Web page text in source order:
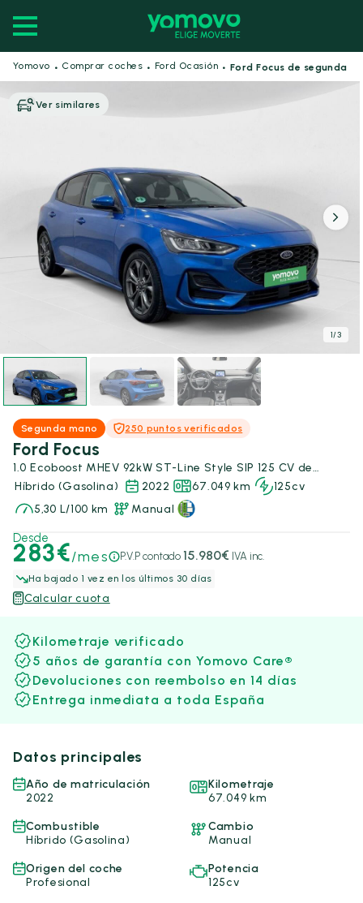
Yomovo · Comprar coches · Ford Ocasión · Ford Focus de segunda
Ver similares
1/3
Segunda mano 250 puntos verificados
Ford Focus
1.0 Ecoboost MHEV 92kW ST-Line Style SIP 125 CV de
ocasión
Híbrido (Gasolina) 2022 67.049 km
125cv
5,30 L/100 km
Manual
Desde
283€/mes P.V.P contado 15.980€ IVA inc.
Ha bajado 1 vez en los últimos 30 días
Calcular cuota
Kilometraje verificado
5 años de garantía con Yomovo Care®
Devoluciones con reembolso en 14 días
Entrega inmediata a toda España
Datos principales
Año de matriculación
2022
Kilometraje
67.049 km
Combustible
Híbrido (Gasolina)
Cambio
Manual
Origen del coche
Profesional
Potencia
125cv